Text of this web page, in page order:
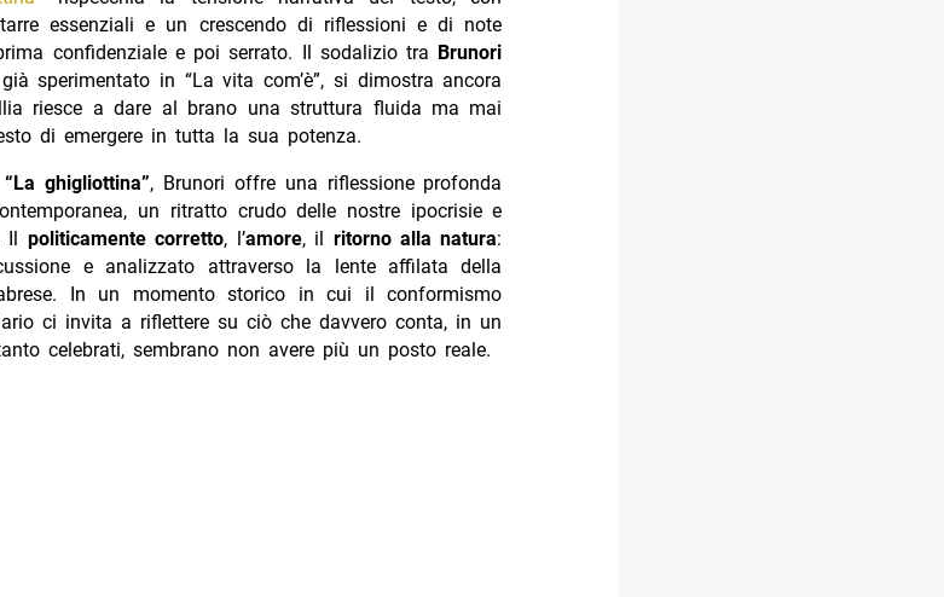
essenziali e un crescendo di riflessioni e di note
confidenziale e poi serrato. Il sodalizio tra Brunori
già sperimentato in “La vita com’è”, si dimostra ancora
riesce a dare al brano una struttura fluida ma mai
di emergere in tutta la sua potenza.
“La ghigliottina”, Brunori offre una riflessione profonda
un ritratto crudo delle nostre ipocrisie e
Il politicamente corretto, l’amore, il ritorno alla natura:
e analizzato attraverso la lente affilata della
In un momento storico in cui il conformismo
ci invita a riflettere su ciò che davvero conta, in un
celebrati, sembrano non avere più un posto reale.